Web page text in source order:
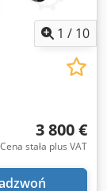
1 / 10
3 800 €
Cena stała plus VAT